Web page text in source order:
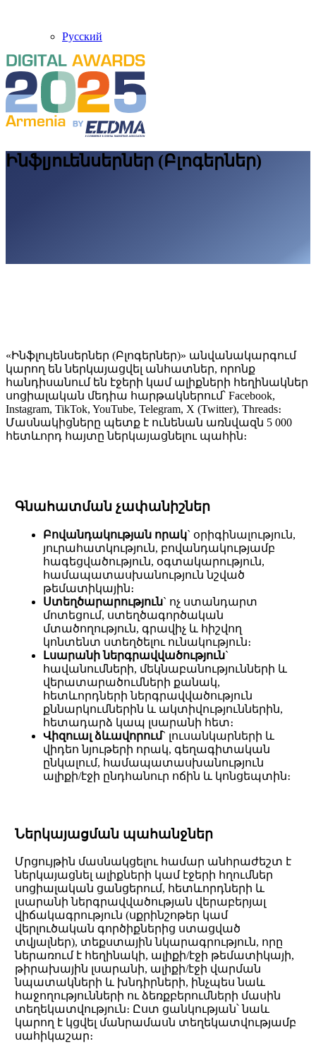
Русский
Ինֆլյուենսերներ (Բլոգերներ)
«Ինֆլույենսերներ (Բլոգերներ)» անվանակարգում
կարող են ներկայացվել անհատներ, որոնք
հանդիսանում են էջերի կամ ալիքների հեղինակներ
սոցիալական մեդիա հարթակներում՝ Facebook,
Instagram, TikTok, YouTube, Telegram, X (Twitter), Threads։
Մասնակիցները պետք է ունենան առնվազն 5 000
հետևորդ հայտը ներկայացնելու պահին։
Գնահատման չափանիշներ
Բովանդակության որակ` օրիգինալություն,
յուրահատկություն, բովանդակությամբ
հագեցվածություն, օգտակարություն,
համապատասխանություն նշված
թեմատիկային։
Ստեղծարարություն` ոչ ստանդարտ
մոտեցում, ստեղծագործական
մտածողություն, գրավիչ և հիշվող
կոնտենտ ստեղծելու ունակություն։
Լսարանի ներգրավվածություն`
հավանումների, մեկնաբանությունների և
վերատարածումների քանակ,
հետևորդների ներգրավվածություն
քննարկումներին և ակտիվություններին,
հետադարձ կապ լսարանի հետ։
Վիզուալ ձևավորում` լուսանկարների և
վիդեո նյութերի որակ, գեղագիտական
ընկալում, համապատասխանություն
ալիքի/էջի ընդհանուր ոճին և կոնցեպտին։
Ներկայացման պահանջներ
Մրցույթին մասնակցելու համար անհրաժեշտ է
ներկայացնել ալիքների կամ էջերի հղումներ
սոցիալական ցանցերում, հետևորդների և
լսարանի ներգրավվածության վերաբերյալ
վիճակագրություն (սքրինշոթեր կամ
վերլուծական գործիքներից ստացված
տվյալներ), տեքստային նկարագրություն, որը
ներառում է հեղինակի, ալիքի/էջի թեմատիկայի,
թիրախային լսարանի, ալիքի/էջի վարման
նպատակների և խնդիրների, ինչպես նաև
հաջողությունների ու ձեռքբերումների մասին
տեղեկատվություն։ Ըստ ցանկության՝ նաև
կարող է կցվել մանրամասն տեղեկատվությամբ
սահիկաշար։